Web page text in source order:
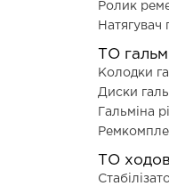
Ролик
Натягувач
ТО
Колодки
Диски
Гальміна
ТО